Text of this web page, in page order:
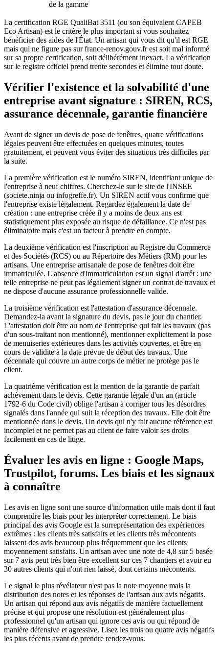
de la gamme
La certification RGE QualiBat 3511 (ou son équivalent CAPEB
Eco Artisan) est le critère le plus important si vous souhaitez
bénéficier des aides de l'État. Un artisan qui vous dit qu'il est RGE
mais qui ne figure pas sur france-renov.gouv.fr est soit mal informé
sur sa propre certification, soit délibérément inexact. La vérification
sur le registre officiel prend trente secondes et élimine tout doute.
Vérifier l'existence et la solvabilité d'une
entreprise avant signature : SIREN, RCS,
assurance décennale, garantie financière
Avant de signer un devis de pose de fenêtres, quatre vérifications
légales peuvent être effectuées en quelques minutes, toutes
gratuitement, et peuvent vous éviter des situations très difficiles par
la suite.
La première vérification est le numéro SIREN, identifiant unique de
l'entreprise à neuf chiffres. Cherchez-le sur le site de l'INSEE
(societe.ninja ou infogreffe.fr). Un SIREN actif vous confirme que
l'entreprise existe légalement. Regardez également la date de
création : une entreprise créée il y a moins de deux ans est
statistiquement plus exposée au risque de défaillance. Ce n'est pas
éliminatoire mais c'est un facteur à prendre en compte.
La deuxième vérification est l'inscription au Registre du Commerce
et des Sociétés (RCS) ou au Répertoire des Métiers (RM) pour les
artisans. Une entreprise artisanale de pose de fenêtres doit être
immatriculée. L'absence d'immatriculation est un signal d'arrêt : une
telle entreprise ne peut pas légalement signer un contrat de travaux et
ne dispose d'aucune assurance professionnelle valide.
La troisième vérification est l'attestation d'assurance décennale.
Demandez-la avant la signature du devis, pas le jour du chantier.
L'attestation doit être au nom de l'entreprise qui fait les travaux (pas
d'un sous-traitant non mentionné), mentionner explicitement la pose
de menuiseries extérieures dans les activités couvertes, et être en
cours de validité à la date prévue de début des travaux. Une
décennale qui couvre un autre corps de métier ne protège pas le
client.
La quatrième vérification est la mention de la garantie de parfait
achèvement dans le devis. Cette garantie légale d'un an (article
1792-6 du Code civil) oblige l'artisan à corriger tous les désordres
signalés dans l'année qui suit la réception des travaux. Elle doit être
mentionnée dans le devis. Un devis qui n'y fait aucune référence est
incomplet et ne permet pas au client de faire valoir ses droits
facilement en cas de litige.
Évaluer les avis en ligne : Google Maps,
Trustpilot, forums. Les biais et les signaux
à connaître
Les avis en ligne sont une source d'information utile mais dont il faut
comprendre les biais pour les interpréter correctement. Le biais
principal des avis Google est la surreprésentation des expériences
extrêmes : les clients très satisfaits et les clients très mécontents
laissent des avis beaucoup plus fréquemment que les clients
moyennement satisfaits. Un artisan avec une note de 4,8 sur 5 basée
sur 7 avis peut très bien être excellent sur ces 7 chantiers et avoir eu
30 autres clients qui n'ont rien laissé, dont certains mécontents.
Le signal le plus révélateur n'est pas la note moyenne mais la
distribution des notes et les réponses de l'artisan aux avis négatifs.
Un artisan qui répond aux avis négatifs de manière factuellement
précise et qui propose une résolution est généralement plus
professionnel qu'un artisan qui ignore ces avis ou qui répond de
manière défensive et agressive. Lisez les trois ou quatre avis négatifs
les plus récents avant de prendre rendez-vous.